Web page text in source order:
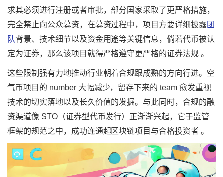
求其必须进行注册或者审批，部分国家采取了更严格措施，
完全禁止向公众募资，在募资过程中，项目方要详细披露团
队背景、技术细节以及资金用途等关键信息，倘若代币被认
定为证券，那么该项目就得严格遵守更严格的证券法规 。
这些限制强有力地推动行业朝着合规跟成熟的方向行进。空
气币项目的 number 大幅减少，留存下来的 team 愈发重视
技术的切实落地以及长久价值的发掘。与此同时，合规的融
资渠道像 STO（证券型代币发行）正渐渐兴起，它于监管
框架的规范之中，成功连通起区块链项目与合格投资者 。